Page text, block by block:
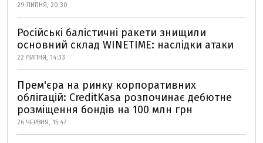
29 ЛИПНЯ, 20:30
Російські балістичні ракети знищили
основний склад WINETIME: наслідки атаки
22 ЛИПНЯ, 14:33
Прем'єра на ринку корпоративних
облігацій: CreditKasa розпочинає дебютне
розміщення бондів на 100 млн грн
26 ЧЕРВНЯ, 15:47